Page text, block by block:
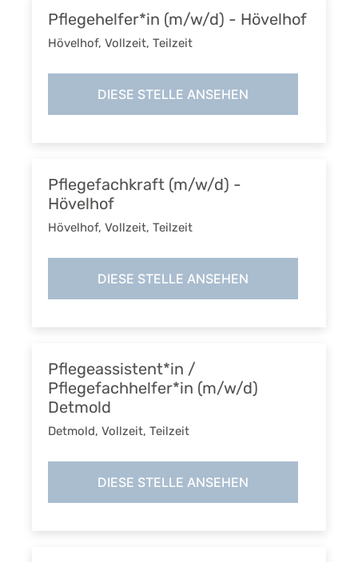
Pflegehelfer*in (m/w/d) - Hövelhof
Hövelhof, Vollzeit, Teilzeit
DIESE STELLE ANSEHEN
Pflegefachkraft (m/w/d) -
Hövelhof
Hövelhof, Vollzeit, Teilzeit
DIESE STELLE ANSEHEN
Pflegeassistent*in /
Pflegefachhelfer*in (m/w/d)
Detmold
Detmold, Vollzeit, Teilzeit
DIESE STELLE ANSEHEN